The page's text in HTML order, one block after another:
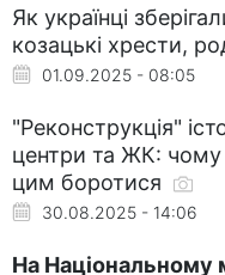
Як українці
козацькі хрести,
01.09.2025 - 08:05
"Реконструкція"
центри та ЖК: чому
цим боротися
30.08.2025 - 14:06
На Національному